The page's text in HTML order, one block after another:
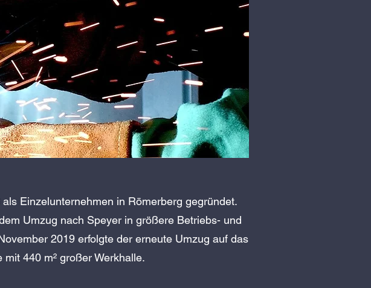
Einzelunternehmen in Römerberg gegründet.
Umzug nach Speyer in größere Betriebs- und
2019 erfolgte der erneute Umzug auf das
440 m² großer Werkhalle.